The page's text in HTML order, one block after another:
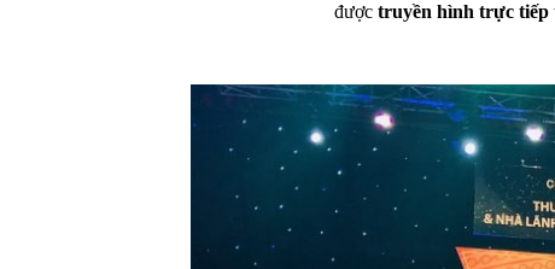
đượctruyền hình trực tiếp